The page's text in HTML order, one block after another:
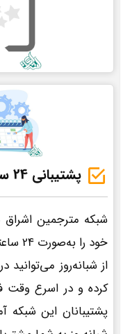
پشتیبانی 24 ساعته
شبکه مترجمین
خود
از شبانه‌روز
کرده و در اسرع وقت
پشتیبانان این شبکه